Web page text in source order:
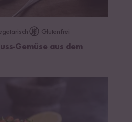
Glutenfrei
Gemüse aus dem